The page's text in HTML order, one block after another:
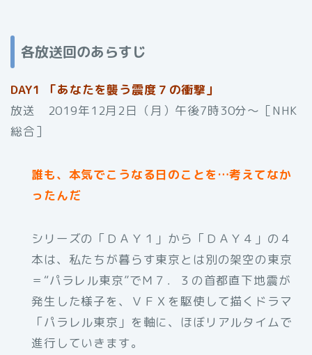
各放送回のあらすじ
DAY1 「あなたを襲う震度７の衝撃」
放送 2019年12月2日（月）午後7時30分〜［NHK
総合］
誰も、本気でこうなる日のことを…考えてなか
ったんだ
シリーズの「ＤＡＹ１」から「ＤＡＹ４」の４
本は、私たちが暮らす東京とは別の架空の東京
＝“パラレル東京”でＭ７．３の首都直下地震が
発生した様子を、ＶＦＸを駆使して描くドラマ
「パラレル東京」を軸に、ほぼリアルタイムで
進行していきます。